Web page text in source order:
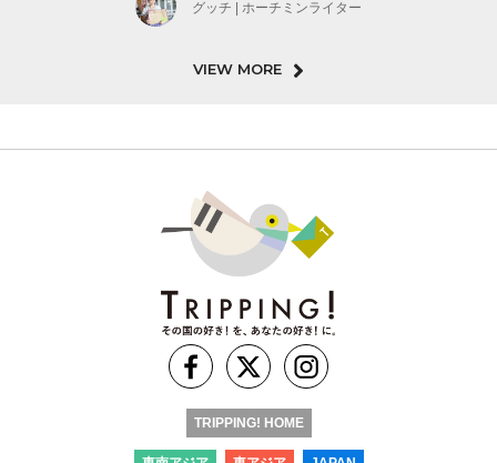
グッチ | ホーチミンライター
VIEW MORE
TRIPPING! HOME